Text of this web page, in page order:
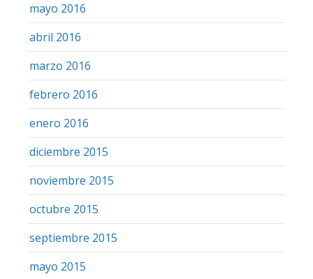
mayo 2016
abril 2016
marzo 2016
febrero 2016
enero 2016
diciembre 2015
noviembre 2015
octubre 2015
septiembre 2015
mayo 2015